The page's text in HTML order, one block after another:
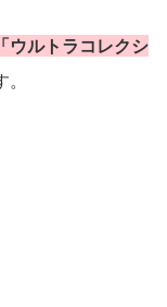
ウルトラコレクシ